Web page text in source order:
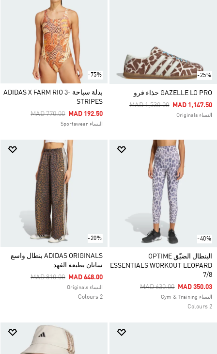
-25%
GAZELLE LO PRO حذاء فرو
Price Reduced From
MAD 1,530.00ToMAD 1,147.50
النساء Originals
-75%
بدلة سباحة ADIDAS X FARM RIO 3-
STRIPES
Price Reduced From
MAD 770.00ToMAD 192.50
النساء Sportswear
-40%
البنطال الضيّق OPTIME
ESSENTIALS WORKOUT LEOPARD
7/8
Price Reduced From
MAD 630.00ToMAD 350.03
النساء Gym & Training
2 Colours
-20%
ADIDAS ORIGINALS بنطال واسع
ساتان بطبعة الفهد
Price Reduced From
MAD 810.00ToMAD 648.00
النساء Originals
2 Colours